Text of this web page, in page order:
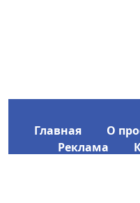
Главная О
Реклама